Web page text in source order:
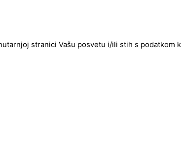
stranici Vašu posvetu i/ili stih s podatkom